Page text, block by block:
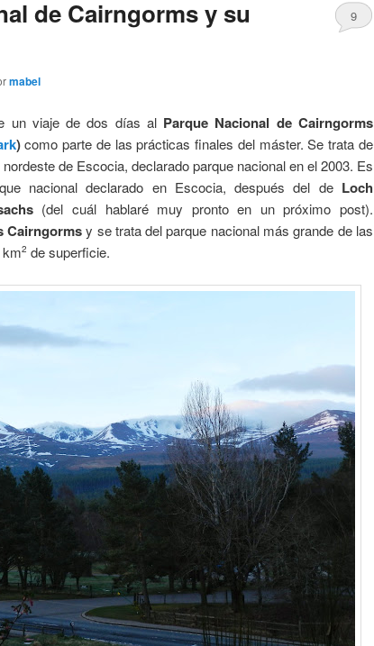
de Cairngorms y su
mabel
9
un viaje de dos días al Parque Nacional de Cairngorms
)como parte de las prácticas finales del máster. Se trata de
de Escocia, declarado parque nacional en el 2003. Es
nacional declarado en Escocia, después del de Loch
(del cuál hablaré muy pronto en un próximo post).
Cairngormsy se trata del parque nacional más grande de las
2 de superficie.